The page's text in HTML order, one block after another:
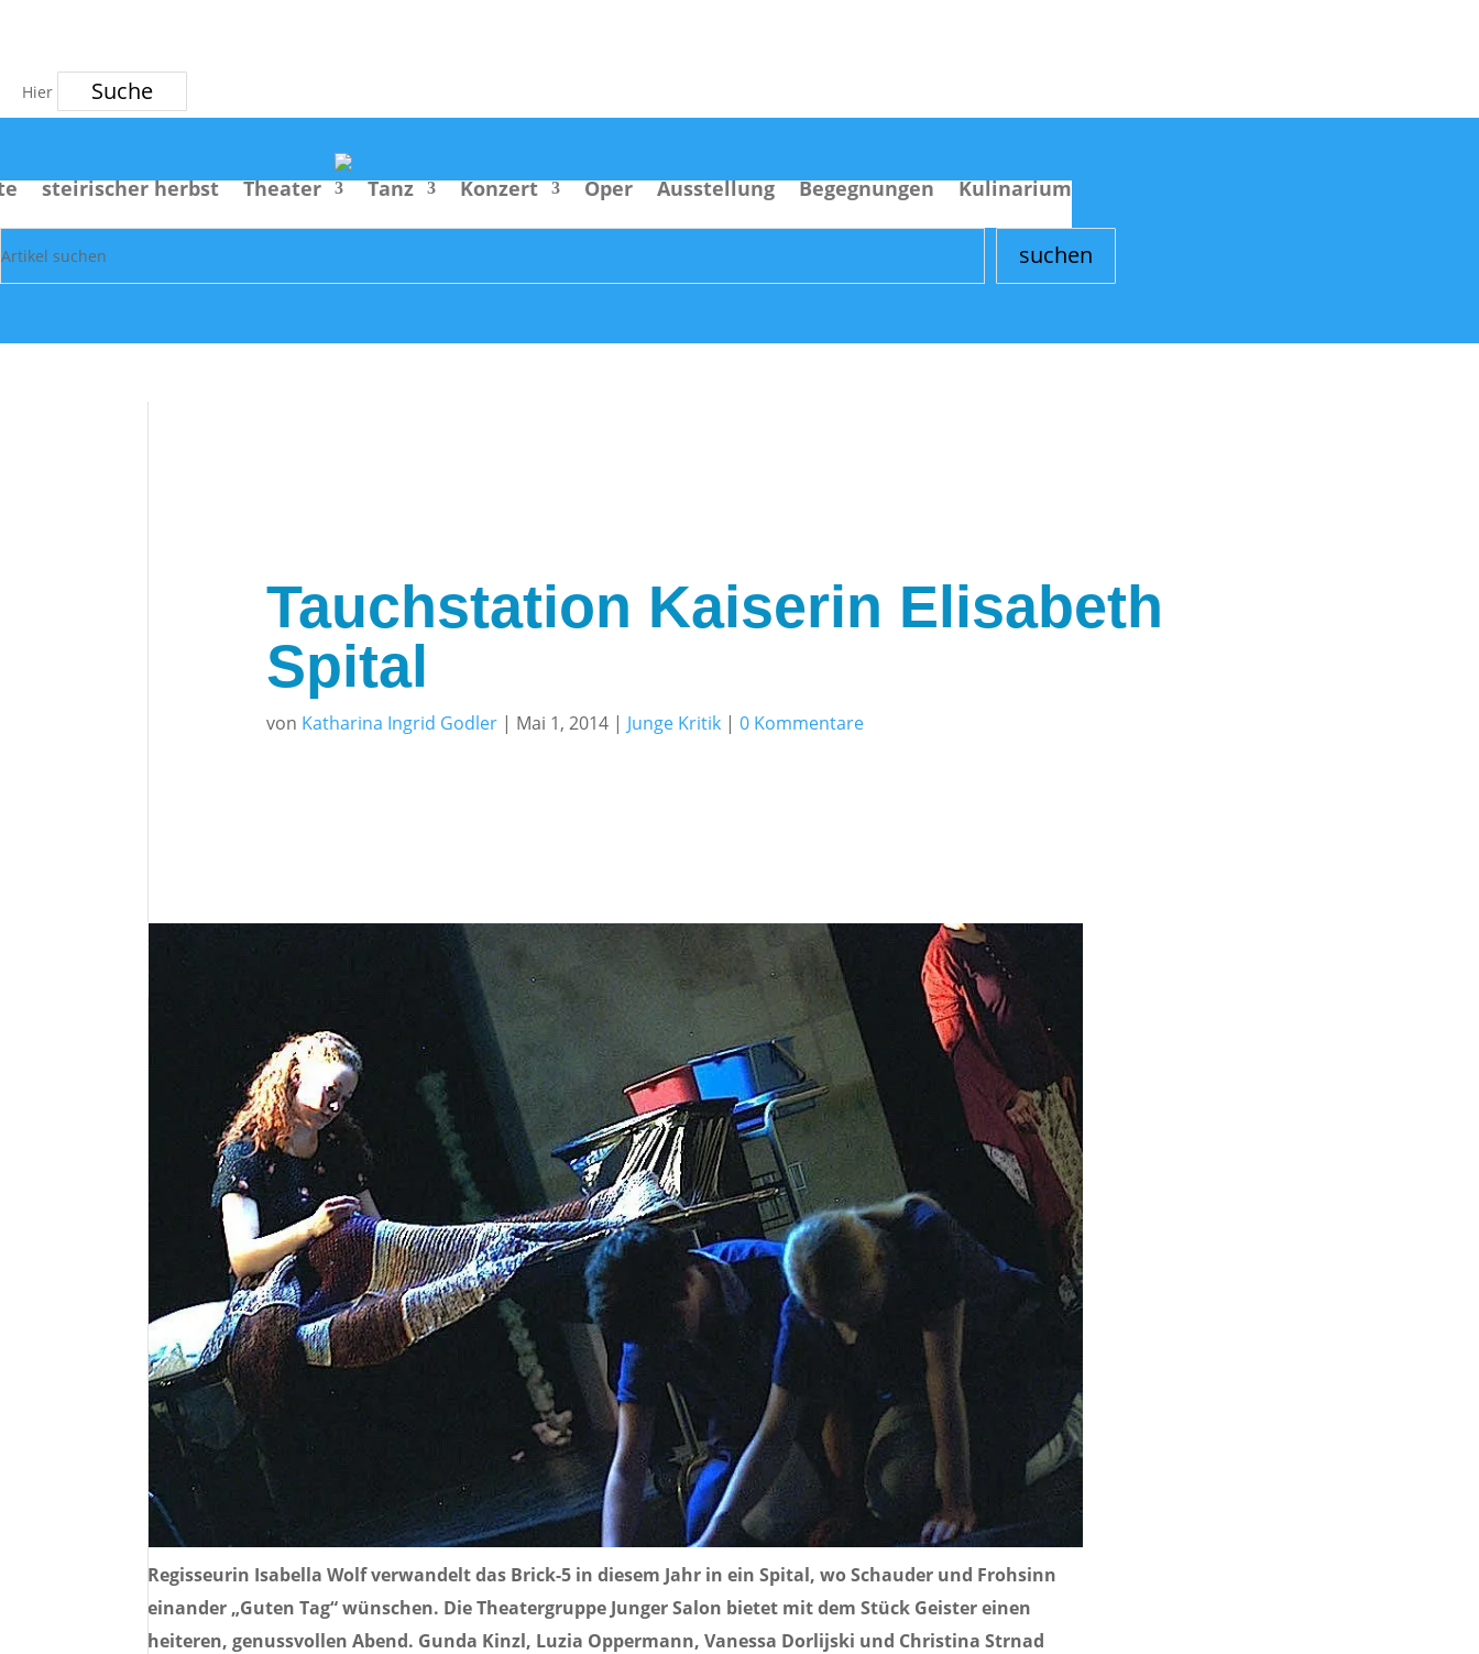
Suche
steirischer herbst Theater Tanz Konzert Oper Ausstellung Begegnungen Kulinarium
suchen
Tauchstation Kaiserin Elisabeth
Spital
von Katharina Ingrid Godler| Mai 1, 2014| Junge Kritik| 0 Kommentare
Regisseurin Isabella Wolf verwandelt das Brick-5 in diesem Jahr in ein Spital, wo Schauder und Frohsinn
einander „Guten Tag“ wünschen. Die Theatergruppe Junger Salon bietet mit dem Stück Geister einen
heiteren, genussvollen Abend. Gunda Kinzl, Luzia Oppermann, Vanessa Dorlijski und Christina Strnad